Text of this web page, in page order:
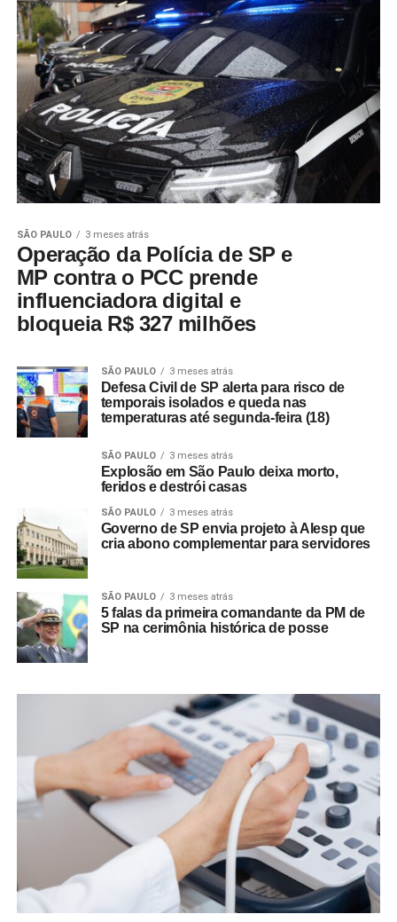
SÃO PAULO 3 meses atrás
Operação da Polícia de SP e
MP contra o PCC prende
influenciadora digital e
bloqueia R$ 327 milhões
SÃO PAULO 3 meses atrás
Defesa Civil de SP alerta para risco de
temporais isolados e queda nas
temperaturas até segunda-feira (18)
SÃO PAULO 3 meses atrás
Explosão em São Paulo deixa morto,
feridos e destrói casas
SÃO PAULO 3 meses atrás
Governo de SP envia projeto à Alesp que
cria abono complementar para servidores
SÃO PAULO 3 meses atrás
5 falas da primeira comandante da PM de
SP na cerimônia histórica de posse